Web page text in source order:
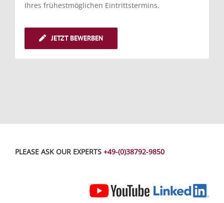
Ihres frühestmöglichen Eintrittstermins.
JETZT BEWERBEN
PLEASE ASK OUR EXPERTS +49-(0)38792-9850